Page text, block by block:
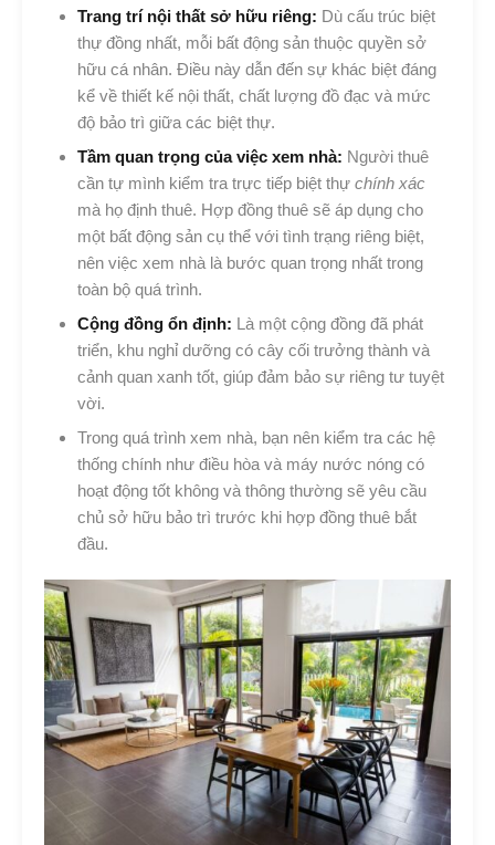
Trang trí nội thất sở hữu riêng: Dù cấu trúc biệt
thự đồng nhất, mỗi bất động sản thuộc quyền sở
hữu cá nhân. Điều này dẫn đến sự khác biệt đáng
kể về thiết kế nội thất, chất lượng đồ đạc và mức
độ bảo trì giữa các biệt thự.
Tầm quan trọng của việc xem nhà: Người thuê
cần tự mình kiểm tra trực tiếp biệt thự chính xác
mà họ định thuê. Hợp đồng thuê sẽ áp dụng cho
một bất động sản cụ thể với tình trạng riêng biệt,
nên việc xem nhà là bước quan trọng nhất trong
toàn bộ quá trình.
Cộng đồng ổn định: Là một cộng đồng đã phát
triển, khu nghỉ dưỡng có cây cối trưởng thành và
cảnh quan xanh tốt, giúp đảm bảo sự riêng tư tuyệt
vời.
Trong quá trình xem nhà, bạn nên kiểm tra các hệ
thống chính như điều hòa và máy nước nóng có
hoạt động tốt không và thông thường sẽ yêu cầu
chủ sở hữu bảo trì trước khi hợp đồng thuê bắt
đầu.